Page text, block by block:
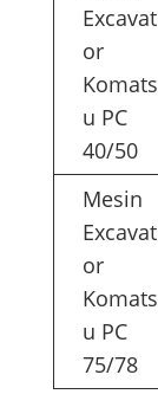
Excavat
or
Komats
u PC
40/50
Mesin
Excavat
or
Komats
u PC
75/78